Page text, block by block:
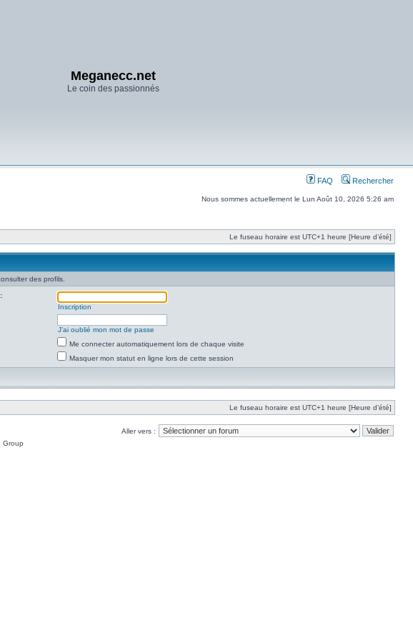
Meganecc.net
Le coin des passionnés
FAQ Rechercher
Nous sommes actuellement le Lun Août 10, 2026 5:26 am
Le fuseau horaire est UTC+1 heure [Heure d’été]
des profils.
Inscription
J’ai oublié mon mot de passe
Me connecter automatiquement lors de chaque visite
Masquer mon statut en ligne lors de cette session
Le fuseau horaire est UTC+1 heure [Heure d’été]
Aller vers :
Group